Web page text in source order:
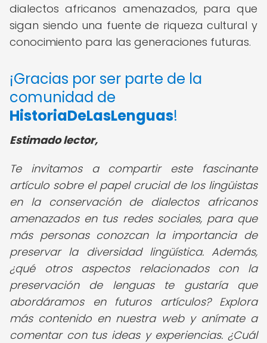
dialectos africanos amenazados, para que
sigan siendo una fuente de riqueza cultural y
conocimiento para las generaciones futuras.
¡Gracias por ser parte de la
comunidad de
HistoriaDeLasLenguas!
Estimado lector,
Te invitamos a compartir este fascinante
artículo sobre el papel crucial de los lingüistas
en la conservación de dialectos africanos
amenazados en tus redes sociales, para que
más personas conozcan la importancia de
preservar la diversidad lingüística. Además,
¿qué otros aspectos relacionados con la
preservación de lenguas te gustaría que
abordáramos en futuros artículos? Explora
más contenido en nuestra web y anímate a
comentar con tus ideas y experiencias. ¿Cuál